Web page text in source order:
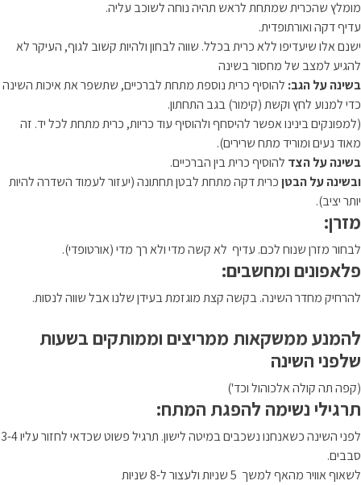
מומלץ שהכרית שמתחת לראש תהיה נוחה לשוכב עליה.
עדיף דקה ואורתופדית.
ישנם אלו שיעדיפו ללא כרית בכלל. שווה לבחון ולהיות קשוב לגוף, העיקר לא
להגיע למצב של מחסור בשינה
בשינה על הגב: להוסיף כרית נוספת מתחת לברכיים, שתשפר את איכות השינה
כדי למנוע לחץ וקשת (קימור) בגב התחתון.
(למפונקים בינינו אפשר להיסחף ולהוסיף עוד כריות, כרית מתחת לכל יד. זה
מאוד נעים ומוריד מתח שרירים).
בשינה על הצד להוסיף כרית בין הברכיים.
ובשינה על הבטןכרית דקה מתחת לבטן תחתונה (יעזור לעמוד השדרה להיות
יותר יציב).
מזרן:
לבחור מזרן שנוח לכם. עדיף לא קשה מדי ולא רך מדי (אורטופדי).
פלאפונים ומחשבים:
להרחיק מחדר השינה. בקשה קצת מוגזמת בעידן שלנו אבל שווה לנסות.
להמנע ממשקאות ממריצים וממותקים בשעות
שלפני השינה
(קפה תה קולה אלכוהול וכד')
תרגילי נשימה להפגת המתח:
לפני השינה כשאנחנו נשכבים במיטה לישון. תרגיל פשוט שכדאי לחזור עליו 3-4
סבבים.
לשאוף אוויר מהאף למשך 5 שניות ולעצור ל-8 שניות